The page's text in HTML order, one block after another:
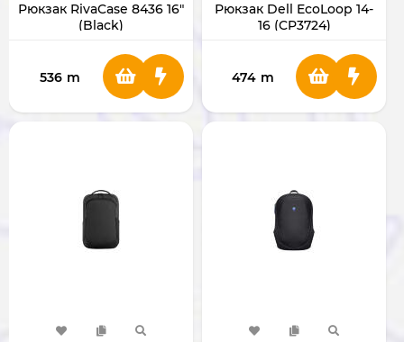
Рюкзак RivaCase 8436 16"
(Black)
536 m
Рюкзак Dell EcoLoop 14-
16 (CP3724)
474 m